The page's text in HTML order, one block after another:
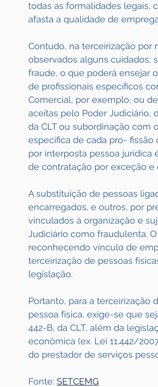
todas as formalidades legais,
afasta a qualidade de
Contudo, na terceirização por
observados alguns cuidados,
fraude, o que poderá ensejar
de profissionais específicos
Comercial, por exemplo, ou
aceitas pelo Poder Judiciário,
da CLT ou subordinação com
especifica de cada pro- fissão
por interposta pessoa jurídica
de contratação por exceção e
A substituição de pessoas
encarregados, e outros, por
vinculados à organização e
Judiciário como fraudulenta.
reconhecendo vínculo de
terceirização de pessoas
legislação.
Portanto, para a terceirização
pessoa física, exige-se que
442-B, da CLT, além da
econômica (ex. Lei 11.442/
do prestador de serviços
Fonte: SETCEMG